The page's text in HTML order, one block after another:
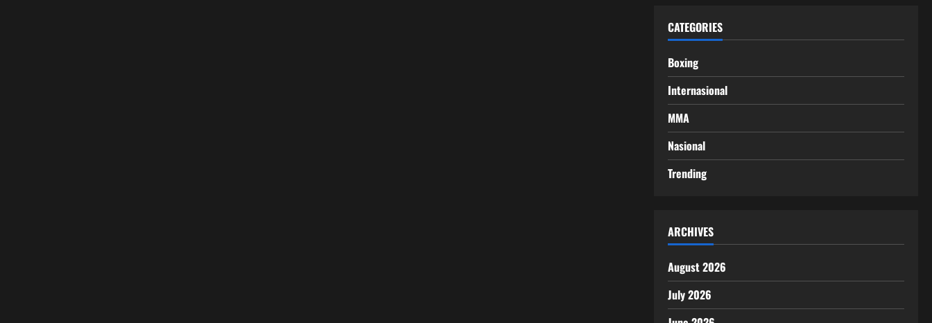
CATEGORIES
Boxing
Internasional
MMA
Nasional
Trending
ARCHIVES
August 2026
July 2026